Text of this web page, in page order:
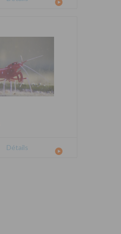
Détails